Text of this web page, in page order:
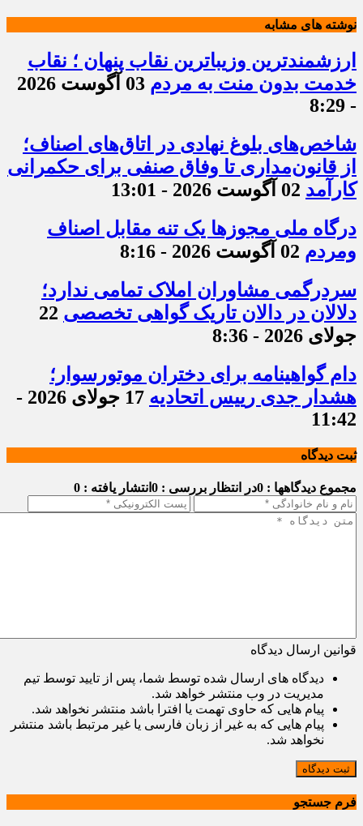
نوشته های مشابه
ارزشمندترین وزیباترین نقاب پنهان ؛ نقاب
خدمت بدون منت به مردم
03 آگوست 2026
- 8:29
شاخص‌های بلوغ نهادی در اتاق‌های اصناف؛
از قانون‌مداری تا وفاق صنفی برای حکمرانی
کارآمد 02 آگوست 2026 - 13:01
درگاه ملی مجوزها یک تنه مقابل اصناف
ومردم 02 آگوست 2026 - 8:16
سردرگمی مشاوران املاک تمامی ندارد؛
دلالان در دالان تاریک گواهی تخصصی 22
جولای 2026 - 8:36
دام گواهینامه برای دختران موتورسوار؛
هشدار جدی رییس اتحادیه
17 جولای 2026 -
11:42
ثبت دیدگاه
مجموع دیدگاهها : 0 در انتظار بررسی : 0 انتشار یافته : 0
قوانین ارسال دیدگاه
دیدگاه های ارسال شده توسط شما، پس از تایید توسط تیم
مدیریت در وب منتشر خواهد شد.
پیام هایی که حاوی تهمت یا افترا باشد منتشر نخواهد شد.
پیام هایی که به غیر از زبان فارسی یا غیر مرتبط باشد منتشر
نخواهد شد.
ثبت دیدگاه
فرم جستجو